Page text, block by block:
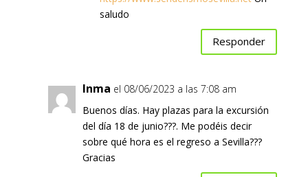
saludo
Responder
Inma el 08/06/2023 a las 7:08 am
Buenos días. Hay plazas para la excursión
del día 18 de junio???. Me podéis decir
sobre qué hora es el regreso a Sevilla???
Gracias